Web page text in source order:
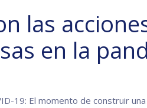
las
en la
19: El momento de construir